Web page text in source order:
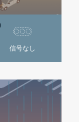
信号なし